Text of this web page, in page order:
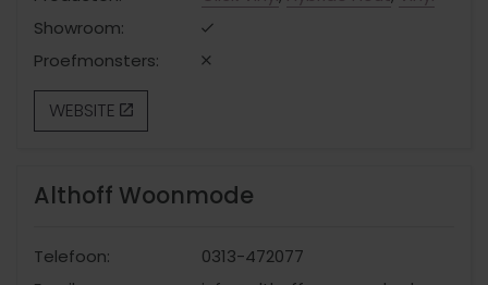
Showroom:
Proefmonsters:
WEBSITE
Althoff Woonmode
Telefoon:
0313-472077